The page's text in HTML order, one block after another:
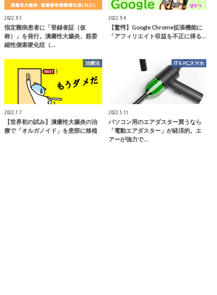
2022.9.5
指定難病患者に「登録者証（仮
称）」を発行。潰瘍性大腸炎、筋委
縮性側索硬化症（…
2022.9.4
【驚愕】Google Chrome拡張機能に
「アフィリエイト収益を不正に得る…
治療法
2022.7.7
【世界初の試み】潰瘍性大腸炎の治
療で「オルガノイド」を患部に移植
IT＆PC,スマホ
2022.5.11
パソコン用のエアダスター買うなら
「電動エアダスター」が経済的。エ
アーが強力で…